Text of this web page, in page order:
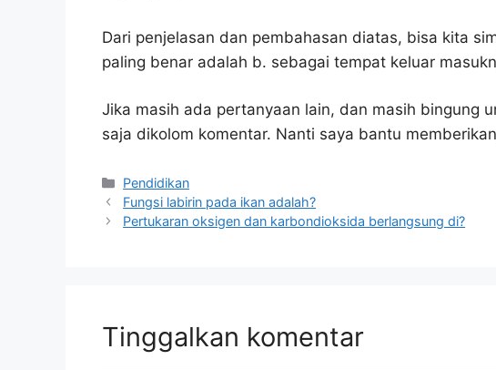
Dari penjelasan dan pembahasan diatas, bisa kita
paling benar adalah b. sebagai tempat keluar
Jika masih ada pertanyaan lain, dan masih bingung
saja dikolom komentar. Nanti saya bantu
Kategori
Pendidikan
Fungsi labirin pada ikan adalah?
Pertukaran oksigen dan karbondioksida berlangsung di?
Tinggalkan komentar